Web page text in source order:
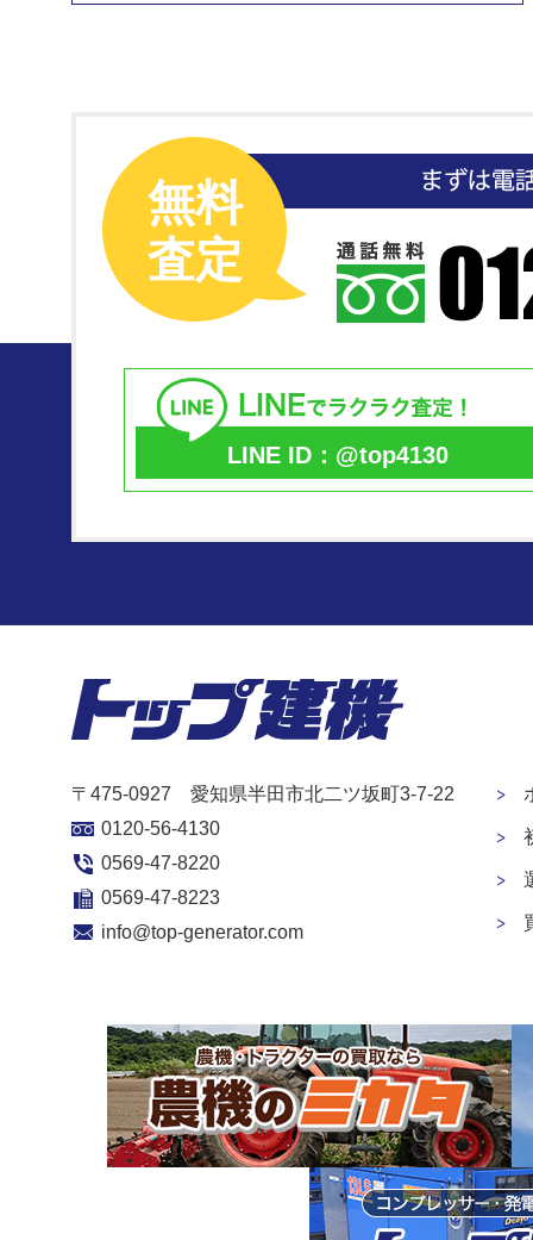
無料
査定
LINE ID：@top4130
〒475-0927 愛知県半田市北二ツ坂町3-7-22
0120-56-4130
0569-47-8220
0569-47-8223
info@top-generator.com